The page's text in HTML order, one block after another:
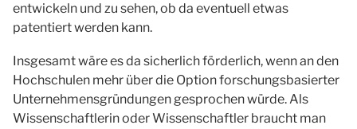
entwickeln und zu sehen, ob da eventuell etwas
patentiert werden kann.
Insgesamt wäre es da sicherlich förderlich, wenn an den
Hochschulen mehr über die Option forschungsbasierter
Unternehmensgründungen gesprochen würde. Als
Wissenschaftlerin oder Wissenschaftler braucht man